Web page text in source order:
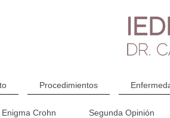
Procedimientos
Enigma Crohn Segunda Opinión